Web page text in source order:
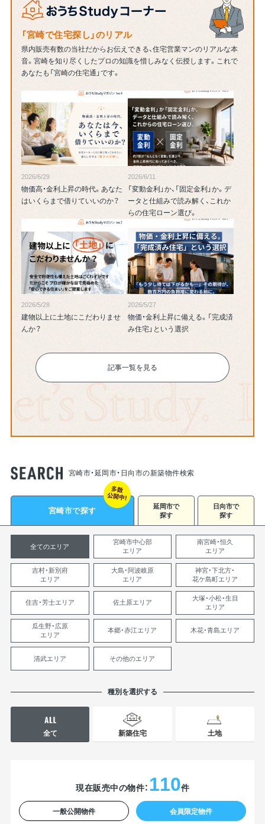
「宮崎で住宅探し」のリアル
県内販売有数の当社だからお伝えできる、住宅営業マンのリアルな本
音。宮崎を知り尽くしたプロの知識を惜しみなく伝授します。 これで
あなたも「宮崎の住宅通」です。
2026/6/29
物価高・金利上昇の時代。あなた
はいくらまで借りていいのか？
2026/6/11
「変動金利」か、「固定金利」か。デ
ータと仕組みで読み解く、これか
らの住宅ローン選び。
2026/5/28
建物以上に土地にこだわりませ
んか？
2026/5/27
物価・金利上昇に備える。「完成済
み住宅」という選択
記事一覧を見る
宮崎市・延岡市・日向市の新築物件検索
宮崎市で探す
延岡市で
探す
日向市で
探す
全てのエリア
宮崎市中心部
エリア
南宮崎・恒久
エリア
吉村・新別府
エリア
大島・阿波岐原
エリア
神宮・下北方・
花ケ島町エリア
住吉・芳士エリア 佐土原エリア
大塚・小松・生目
エリア
瓜生野・広原
エリア
本郷・赤江エリア 木花・青島エリア
清武エリア その他のエリア
種別を選択する
全て 新築住宅 土地
現在販売中の物件： 110件
一般公開物件 会員限定物件